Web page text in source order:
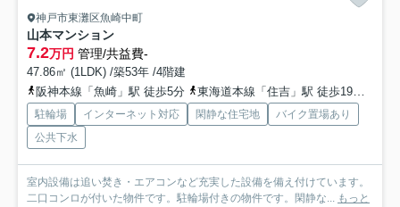
神戸市東灘区魚崎中町
山本マンション
7.2万円 管理/共益費-
47.86㎡ (1LDK) /築53年 /4階建
阪神本線「魚崎」駅 徒歩5分
東海道本線「住吉」駅 徒歩19分
駐輪場 インターネット対応 閑静な住宅地
バイク置場あり
公共下水
室内設備は追い焚き・エアコンなど充実した設備を備え付けています。
二口コンロが付いた物件です。駐輪場付きの物件です。閑静な... もっと